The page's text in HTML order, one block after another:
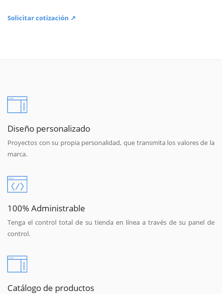
Solicitar cotización ↗
Diseño personalizado
Proyectos con su propia personalidad, que transmita los valores de la
marca.
100% Administrable
Tenga el control total de su tienda en línea a través de su panel de
control.
Catálogo de productos